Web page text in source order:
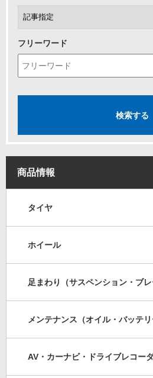
フリーワード
商品情報
タイヤ
ホイール
足まわり（サスペンション・ブレ
メンテナンス（オイル・バッテリ
AV・カーナビ・ドライブレコー